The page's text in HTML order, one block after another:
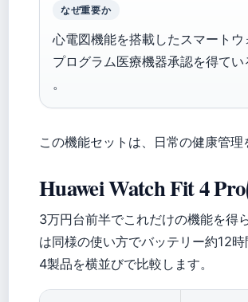
なぜ重要か
心電図機能を搭載したスマート
プログラム医療機器承認を得て
。
この機能セットは、日常の健康管
Huawei Watch Fit 4
3万円台前半でこれだけの機能を得
は同様の使い方でバッテリー約12
4製品を横並びで比較します。